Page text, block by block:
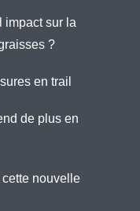
impact sur la
?
en trail
de plus en
nouvelle